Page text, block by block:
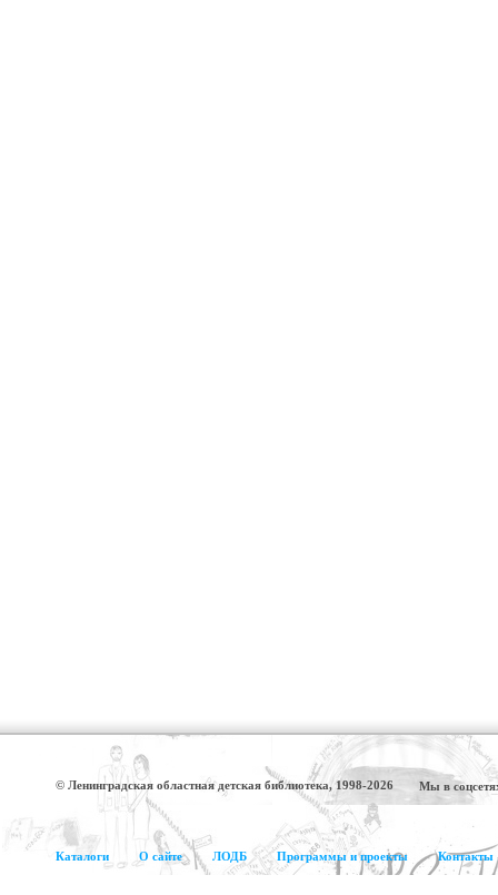
© Ленинградская областная детская библиотека, 1998-2026 Мы в
Каталоги О сайте ЛОДБ Программы и проекты Контакты